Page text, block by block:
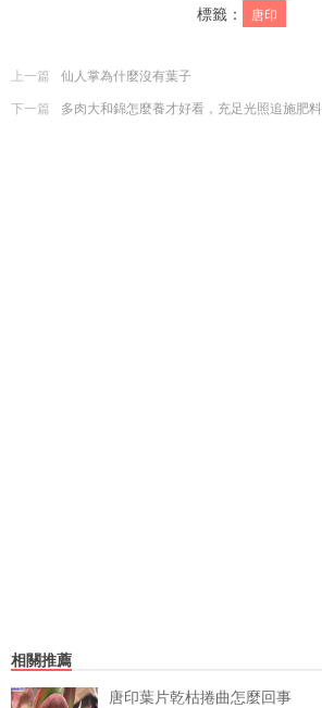
標籤： 唐印
上一篇
仙人掌為什麼沒有葉子
下一篇
多肉大和錦怎麼養才好看，充足光照追施肥料
相關推薦
唐印葉片乾枯捲曲怎麼回事